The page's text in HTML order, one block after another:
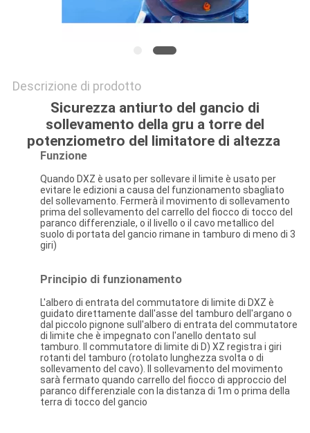
Descrizione di prodotto
Sicurezza antiurto del gancio di
sollevamento della gru a torre del
potenziometro del limitatore di altezza
Funzione
Quando DXZ è usato per sollevare il limite è usato per
evitare le edizioni a causa del funzionamento sbagliato
del sollevamento. Fermerà il movimento di sollevamento
prima del sollevamento del carrello del fiocco di tocco del
paranco differenziale, o il livello o il cavo metallico del
suolo di portata del gancio rimane in tamburo di meno di 3
giri)
Principio di funzionamento
L'albero di entrata del commutatore di limite di DXZ è
guidato direttamente dall'asse del tamburo dell'argano o
dal piccolo pignone sull'albero di entrata del commutatore
di limite che è impegnato con l'anello dentato sul
tamburo. Il commutatore di limite di D) XZ registra i giri
rotanti del tamburo (rotolato lunghezza svolta o di
sollevamento del cavo). Il sollevamento del movimento
sarà fermato quando carrello del fiocco di approccio del
paranco differenziale con la distanza di 1m o prima della
terra di tocco del gancio